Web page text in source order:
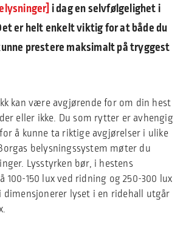
i dag en selvfølgelighet i
er helt enkelt viktig for at både du
prestere maksimalt på tryggest
kan være avgjørende for om din hest
eller ikke. Du som rytter er avhengig
å kunne ta riktige avgjørelser i ulike
belysningssystem møter du
Lysstyrken bør, i hestens
100-150 lux ved ridning og 250-300 lux
dimensjonerer lyset i en ridehall utgår